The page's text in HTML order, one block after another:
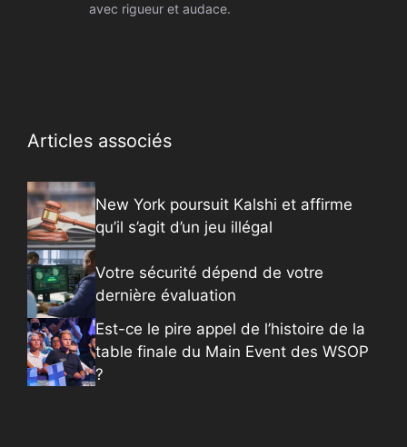
avec rigueur et audace.
Articles associés
New York poursuit Kalshi et affirme
qu’il s’agit d’un jeu illégal
Votre sécurité dépend de votre
dernière évaluation
Est-ce le pire appel de l’histoire de la
table finale du Main Event des WSOP
?